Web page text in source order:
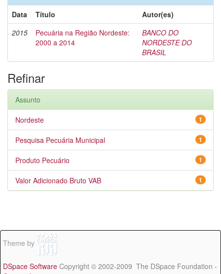
Data
Título
Autor(es)
2015
Pecuária na Região Nordeste:
2000 a 2014
BANCO DO
NORDESTE DO
BRASIL
Refinar
Assunto
1
Nordeste
1
Pesquisa Pecuária Municipal
1
Produto Pecuário
1
Valor Adicionado Bruto VAB
Theme by
DSpace Software Copyright © 2002-2009 The DSpace Foundation -